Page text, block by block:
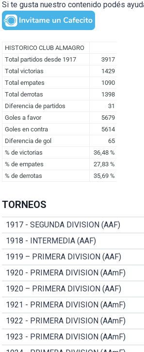
Si te gusta nuestro contenido podés
TORNEOS
1917 - SEGUNDA DIVISION (AAF)
1918 - INTERMEDIA (AAF)
1919 – PRIMERA DIVISION (AAF)
1920 - PRIMERA DIVISION (AAmF)
1920 – PRIMERA DIVISION (AAF)
1921 - PRIMERA DIVISION (AAmF)
1922 - PRIMERA DIVISION (AAmF)
1923 - PRIMERA DIVISION (AAmF)